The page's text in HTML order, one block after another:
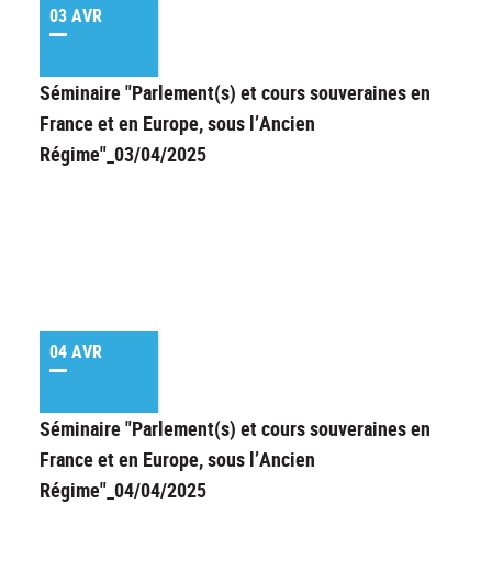
03 AVR
Séminaire "Parlement(s) et cours souveraines en
France et en Europe, sous l’Ancien
Régime"_03/04/2025
04 AVR
Séminaire "Parlement(s) et cours souveraines en
France et en Europe, sous l’Ancien
Régime"_04/04/2025